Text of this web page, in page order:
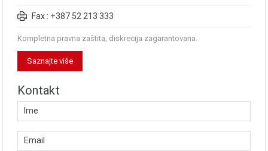
Fax : +387 52 213 333
Kompletna pravna zaštita, diskrecija zagarantovana.
Saznajte više
Kontakt